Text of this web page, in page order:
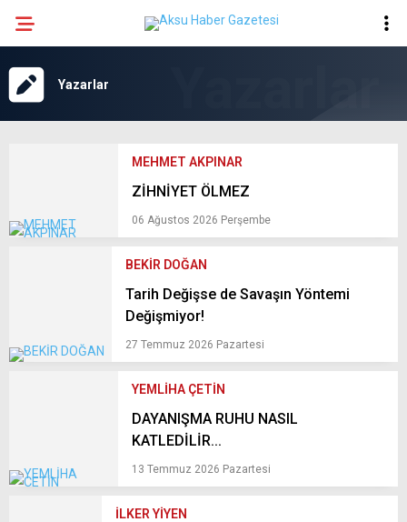
KAHRAMANMARAŞ
POLITIKA
KAHRAMANMARAŞ
Yazarlar
MEHMET AKPINAR
ZİHNİYET ÖLMEZ
06 Ağustos 2026 Perşembe
BEKİR DOĞAN
Tarih Değişse de Savaşın Yöntemi
Değişmiyor!
27 Temmuz 2026 Pazartesi
YEMLİHA ÇETİN
DAYANIŞMA RUHU NASIL
KATLEDİLİR...
13 Temmuz 2026 Pazartesi
İLKER YİYEN